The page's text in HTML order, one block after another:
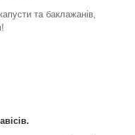
та баклажанів,